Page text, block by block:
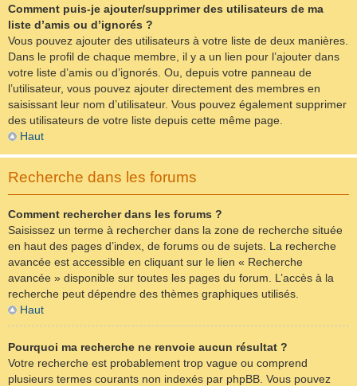
Comment puis-je ajouter/supprimer des utilisateurs de ma
liste d’amis ou d’ignorés ?
Vous pouvez ajouter des utilisateurs à votre liste de deux manières.
Dans le profil de chaque membre, il y a un lien pour l’ajouter dans
votre liste d’amis ou d’ignorés. Ou, depuis votre panneau de
l’utilisateur, vous pouvez ajouter directement des membres en
saisissant leur nom d’utilisateur. Vous pouvez également supprimer
des utilisateurs de votre liste depuis cette même page.
Haut
Recherche dans les forums
Comment rechercher dans les forums ?
Saisissez un terme à rechercher dans la zone de recherche située
en haut des pages d’index, de forums ou de sujets. La recherche
avancée est accessible en cliquant sur le lien « Recherche
avancée » disponible sur toutes les pages du forum. L’accès à la
recherche peut dépendre des thèmes graphiques utilisés.
Haut
Pourquoi ma recherche ne renvoie aucun résultat ?
Votre recherche est probablement trop vague ou comprend
plusieurs termes courants non indexés par phpBB. Vous pouvez